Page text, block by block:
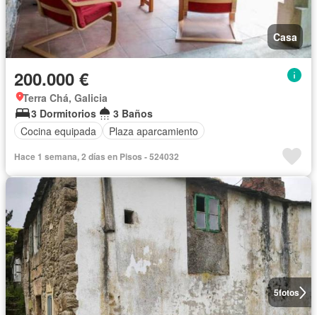
Casa
200.000 €
Terra Chá, Galicia
3 Dormitorios
3 Baños
Cocina equipada
Plaza aparcamiento
Hace 1 semana, 2 días en Pisos - 524032
5fotos